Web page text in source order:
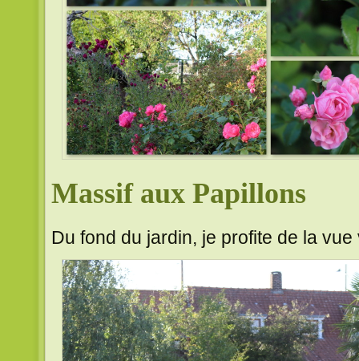
Massif aux Papillons
Du fond du jardin, je profite de la